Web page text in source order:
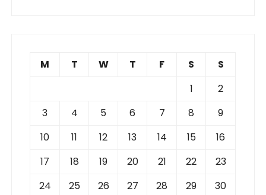
M T W T F S
S
1
2
3
4 5 6 7 8
9
10
11 12 13 14 15
16
17
18 19 20 21 22
23
24
25 26 27 28 29
30